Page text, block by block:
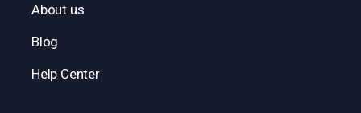
About us
Blog
Help Center